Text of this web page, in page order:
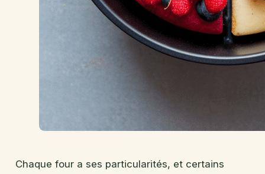
Chaque four a ses particularités, et certains